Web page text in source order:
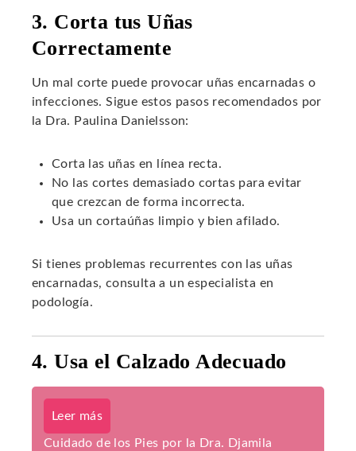
3. Corta tus Uñas
Correctamente
Un mal corte puede provocar uñas encarnadas o
infecciones. Sigue estos pasos recomendados por
la Dra. Paulina Danielsson:
Corta las uñas en línea recta.
No las cortes demasiado cortas para evitar
que crezcan de forma incorrecta.
Usa un cortaúñas limpio y bien afilado.
Si tienes problemas recurrentes con las uñas
encarnadas, consulta a un especialista en
podología.
4. Usa el Calzado Adecuado
Leer más
Cuidado de los Pies por la Dra. Djamila